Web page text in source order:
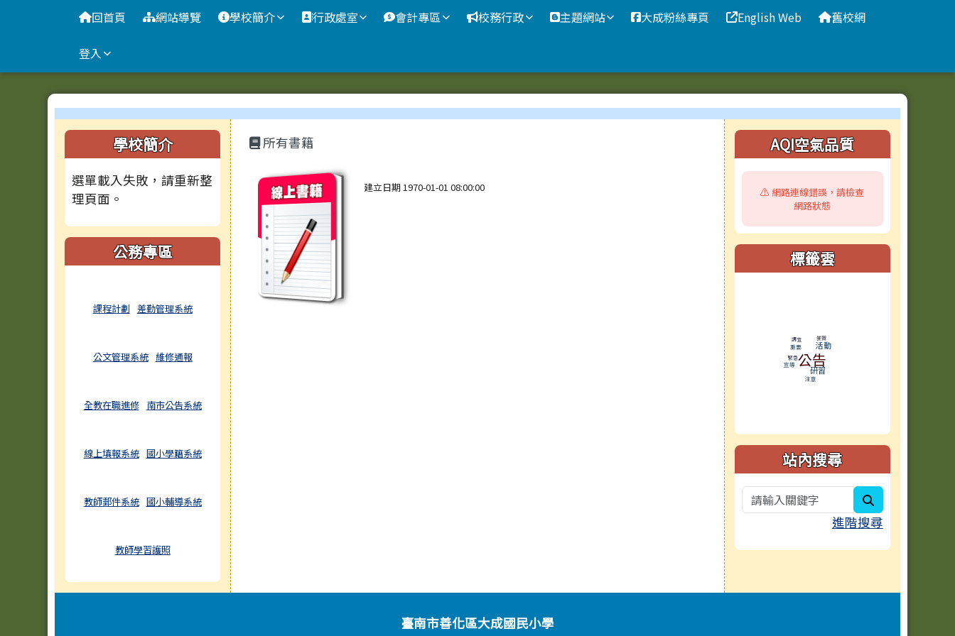
臺南市大成國小全球資訊網站
回首頁 網站導覽 學校簡介 行政處室 會計專區 校務行政 主題網站 大成粉絲專頁 English Web 舊校網
登入
工具列
左邊區域內容
學校簡介
選單載入失敗，請重新整
理頁面。
公務專區
課程計劃 差勤管理系統
公文管理系統 維修通報
全教在職進修 南市公告系統
線上填報系統 國小學籍系統
教師郵件系統 國小輔導系統
教師學習護照
主內容區域
所有書籍
book: Contents
建立日期 1970-01-01 08:00:00
右邊區域內容
AQI空氣品質
⚠️ 網路連線錯誤，請檢查
網路狀態
標籤雲
重要
調查 狂賀
公告
活動
宣導
緊急
注意
研習
站內搜尋
進階搜尋
頁尾區域
臺南市善化區大成國民小學